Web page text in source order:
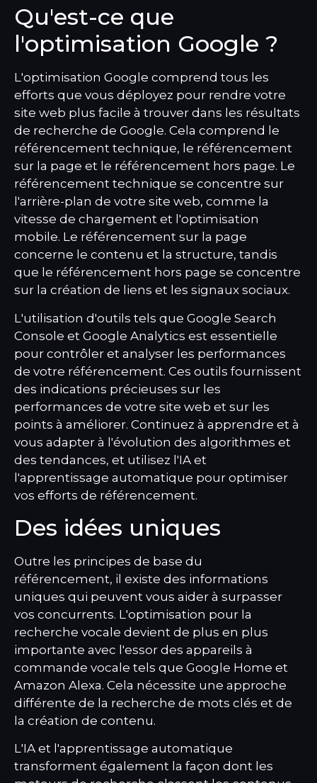
Qu'est-ce que
l'optimisation Google ?
L'optimisation Google comprend tous les
efforts que vous déployez pour rendre votre
site web plus facile à trouver dans les résultats
de recherche de Google. Cela comprend le
référencement technique, le référencement
sur la page et le référencement hors page. Le
référencement technique se concentre sur
l'arrière-plan de votre site web, comme la
vitesse de chargement et l'optimisation
mobile. Le référencement sur la page
concerne le contenu et la structure, tandis
que le référencement hors page se concentre
sur la création de liens et les signaux sociaux.
L'utilisation d'outils tels que Google Search
Console et Google Analytics est essentielle
pour contrôler et analyser les performances
de votre référencement. Ces outils fournissent
des indications précieuses sur les
performances de votre site web et sur les
points à améliorer. Continuez à apprendre et à
vous adapter à l'évolution des algorithmes et
des tendances, et utilisez l'IA et
l'apprentissage automatique pour optimiser
vos efforts de référencement.
Des idées uniques
Outre les principes de base du
référencement, il existe des informations
uniques qui peuvent vous aider à surpasser
vos concurrents. L'optimisation pour la
recherche vocale devient de plus en plus
importante avec l'essor des appareils à
commande vocale tels que Google Home et
Amazon Alexa. Cela nécessite une approche
différente de la recherche de mots clés et de
la création de contenu.
L'IA et l'apprentissage automatique
transforment également la façon dont les